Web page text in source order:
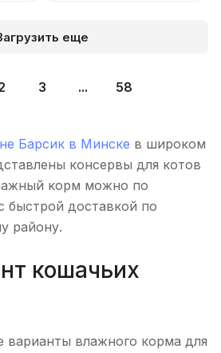
еще
3 ... 58
Барсик в Минске в широком
консервы для котов
корм можно по
быстрой доставкой по
району.
кошачьих
влажного корма для